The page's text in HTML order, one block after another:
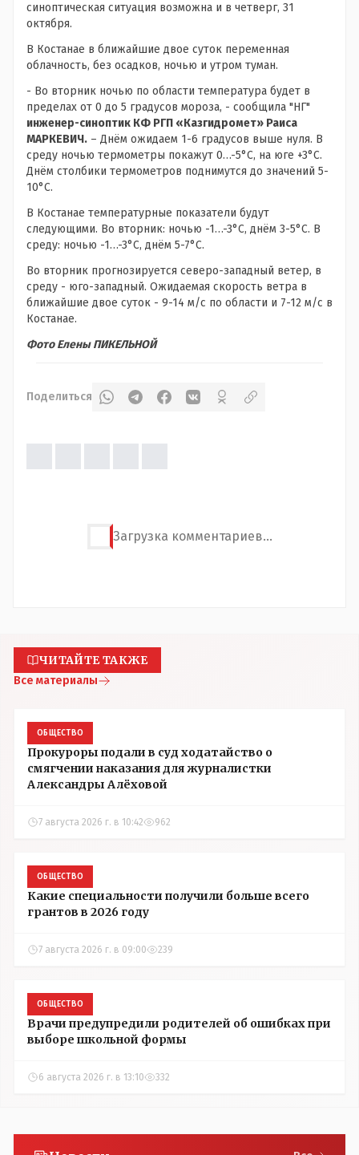
синоптическая ситуация возможна и в четверг, 31
октября.
В Костанае в ближайшие двое суток переменная
облачность, без осадков, ночью и утром туман.
- Во вторник ночью по области температура будет в
пределах от 0 до 5 градусов мороза, - сообщила "НГ"
инженер-синоптик КФ РГП «Казгидромет» Раиса
МАРКЕВИЧ. – Днём ожидаем 1-6 градусов выше нуля. В
среду ночью термометры покажут 0…-5°С, на юге +3°С.
Днём столбики термометров поднимутся до значений 5-
10°С.
В Костанае температурные показатели будут
следующими. Во вторник: ночью -1…-3°С, днём 3-5°С. В
среду: ночью -1…-3°С, днём 5-7°С.
Во вторник прогнозируется северо-западный ветер, в
среду - юго-западный. Ожидаемая скорость ветра в
ближайшие двое суток - 9-14 м/с по области и 7-12 м/с в
Костанае.
Фото Елены ПИКЕЛЬНОЙ
Поделиться
Загрузка комментариев...
ЧИТАЙТЕ ТАКЖЕ
Все материалы
ОБЩЕСТВО
Прокуроры подали в суд ходатайство о
смягчении наказания для журналистки
Александры Алёховой
7 августа 2026 г. в 10:42 962
ОБЩЕСТВО
Какие специальности получили больше всего
грантов в 2026 году
7 августа 2026 г. в 09:00 239
ОБЩЕСТВО
Врачи предупредили родителей об ошибках при
выборе школьной формы
6 августа 2026 г. в 13:10 332